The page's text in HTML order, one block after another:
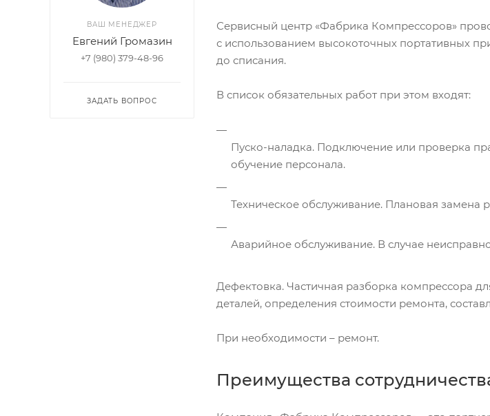
Сервисный центр «Фабрика Компрессоров»
с использованием высокоточных портативных
до списания.
В список обязательных работ при этом входят:
Пуско-наладка. Подключение или проверка
обучение персонала.
Техническое обслуживание. Плановая замена
Аварийное обслуживание. В случае
Дефектовка. Частичная разборка компрессора
деталей, определения стоимости ремонта,
При необходимости – ремонт.
Преимущества
ВАШ МЕНЕДЖЕР
Евгений Громазин
+7 (980) 379-48-96
ЗАДАТЬ ВОПРОС